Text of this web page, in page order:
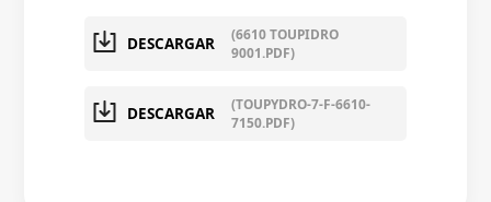
DESCARGAR
(6610 TOUPIDRO
9001.PDF)
DESCARGAR
(TOUPYDRO-7-F-6610-
7150.PDF)